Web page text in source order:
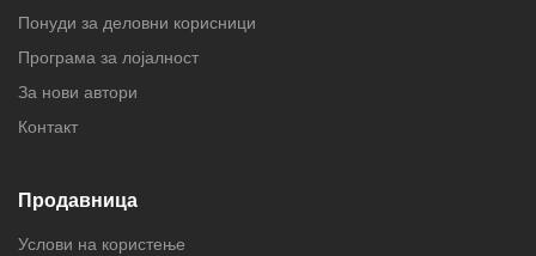
Понуди за деловни корисници
Програма за лојалност
За нови автори
Контакт
Продавница
Услови на користење